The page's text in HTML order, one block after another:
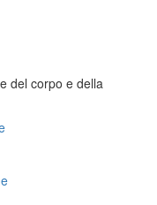
del corpo e della